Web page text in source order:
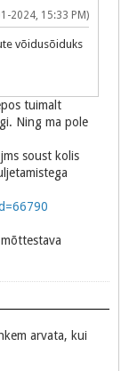
2024, 15:33 PM)
võidusõiduks
tuimalt
Ning ma pole
soust kolis
arvata, kui